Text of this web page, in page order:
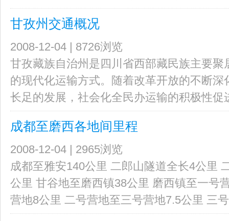
甘孜州交通概况
2008-12-04 | 8726浏览
甘孜藏族自治州是四川省西部藏民族主要
的现代化运输方式。随着改革开放的不断
长足的发展，社会化全民办运输的积极性促
成都至磨西各地间里程
2008-12-04 | 2965浏览
成都至雅安140公里 二郎山隧道全长4公里
公里 甘谷地至磨西镇38公里 磨西镇至一号
营地8公里 二号营地至三号营地7.5公里 三